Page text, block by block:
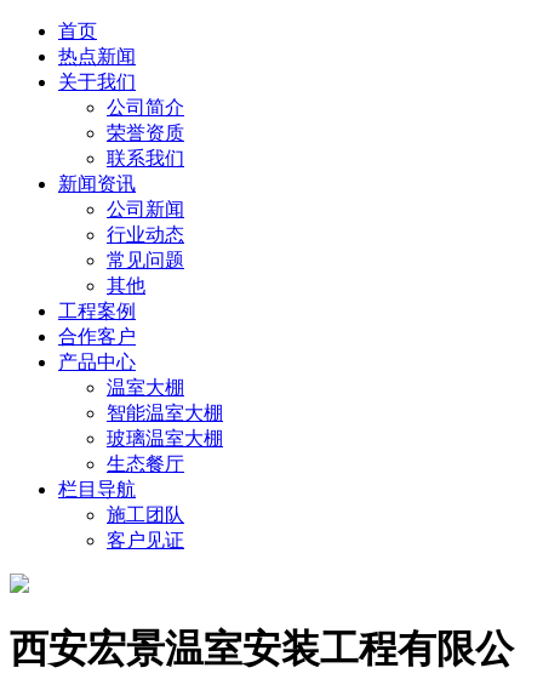
首页
热点新闻
关于我们
公司简介
荣誉资质
联系我们
新闻资讯
公司新闻
行业动态
常见问题
其他
工程案例
合作客户
产品中心
温室大棚
智能温室大棚
玻璃温室大棚
生态餐厅
栏目导航
施工团队
客户见证
西安宏景温室安装工程有限公